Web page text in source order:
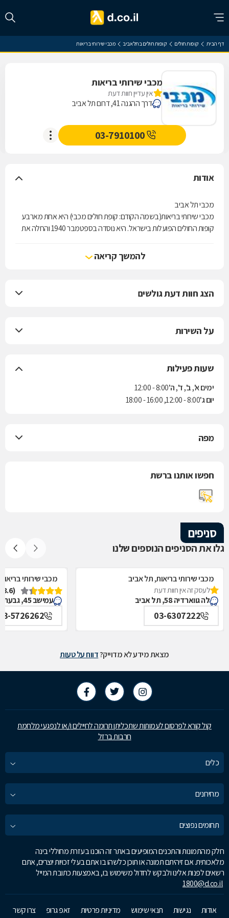
דף הבית קופות חולים קופות חולים בתל אביב מכבי שירותי בריאות
מכבי שירותי בריאות
אין עדיין חוות דעת
דרך ההגנה 41, דרום תל אביב
03-7910100
אודות
מכבי תל אביב
מכבי שירותי בריאות(בשמה הקודם: קופת חולים מכבי) היא אחת מארבע
קופות החולים הפועלות בישראל. היא נוסדה בספטמבר 1940 והחלה את
מכבי מעניקה לחבריה את מיטב השירות הרפואי, מחוייבת לבריאות שלמה,
קידום בריאות ורפואה מונעת תוך שמירה על ערכי היסוד של האבות
להמשך קריאה
הצג חוות דעת גולשים
על השירות
שעות פעילות
ימים א', ב', ד', ה'8:00 - 12:00
יום ג'8:00 - 12:00, 16:00 - 18:00
מפה
חפשו אותנו ברשת
סניפים
גלו את הסניפים הנוספים שלנו
מכבי שירותי בריאות, תל אביב
לעסק זה אין חוות דעת
לה גווארדיה 58, תל אביב
03-6307222
מכבי שירותי
(3.6)
עמישב 45, גבעתיים
5726262
מצאת מידע לא מדוייק?דווח על טעות
קול קורא לפרסום לעמותות שתכליתן תרומה לחיילים ו/או לנפגעי מלחמת
חרבות ברזל
כלים
מחירונים
תחומים נפוצים
חלק מהתמונות והתכנים המופיעים באתר זה הוכנו בעזרת מחוללי בינה
מלאכותית. אם זיהיתם תמונה או תוכן כלשהו בו אתם בעלי זכויות יוצרים, אתם
רשאים לפנות אלינו ולבקש לחדול משימוש בו, באמצעות כתובת המייל
1800@d.co.il
אודות נגישות תנאי שימוש מדיניות פרטיות זאפ גרופ צרו קשר